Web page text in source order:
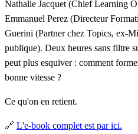
Nathalie Jacquet (Chief Learning
Emmanuel Perez (Directeur
Guerini (Partner chez Topics, ex-
publique). Deux heures sans filtre
peut plus esquiver : comment
bonne vitesse ?
Ce qu'on en retient.
🔗 L'e-book complet est par ici.